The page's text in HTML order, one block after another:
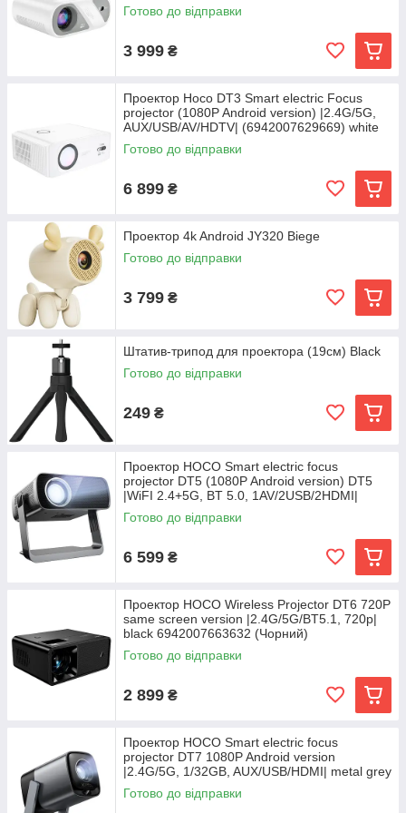
Готово до відправки
3 999 ₴
Проектор Hoco DT3 Smart electric Focus
projector (1080P Android version) |2.4G/5G,
AUX/USB/AV/HDTV| (6942007629669) white
Готово до відправки
6 899 ₴
Проектор 4k Android JY320 Biege
Готово до відправки
3 799 ₴
Штатив-трипод для проектора (19см) Black
Готово до відправки
249 ₴
Проектор HOCO Smart electric focus
projector DT5 (1080P Android version) DT5
|WiFI 2.4+5G, BT 5.0, 1AV/2USB/2HDMI|
Готово до відправки
6 599 ₴
Проектор HOCO Wireless Projector DT6 720P
same screen version |2.4G/5G/BT5.1, 720p|
black 6942007663632 (Чорний)
Готово до відправки
2 899 ₴
Проектор HOCO Smart electric focus
projector DT7 1080P Android version
|2.4G/5G, 1/32GB, AUX/USB/HDMI| metal grey
6942007668781
Готово до відправки